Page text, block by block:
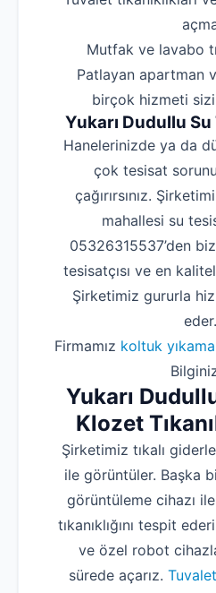
‌Mutfak ve lavabo
‌Patlayan apartman
birçok hizmeti
Yukarı Dudullu
Hanelerinizde ya da
çok tesisat
çağırırsınız.
mahallesi su
05326315537’den
tesisatçısı ve en
Şirketimiz gururla
eder.
Firmamız koltuk yıkama
Yukarı
Klozet
Şirketimiz tıkalı
ile görüntüler. Başka
görüntüleme cihazı
tıkanıklığını tespit
ve özel robot cihazla
sürede açarız. Tuvalet